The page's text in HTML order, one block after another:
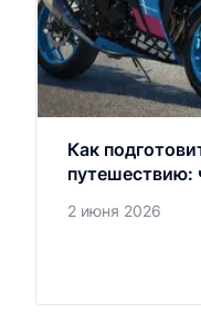
Как
путешествию:
2 июня 2026